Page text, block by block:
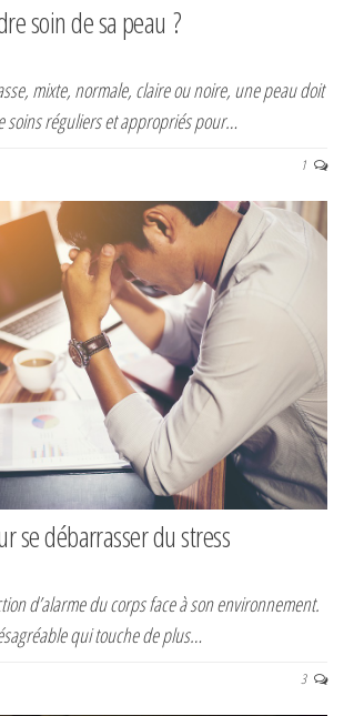
soin de sa peau ?
mixte, normale, claire ou noire, une peau doit
soins réguliers et appropriés pour…
1
se débarrasser du stress
d’alarme du corps face à son environnement.
qui touche de plus…
3